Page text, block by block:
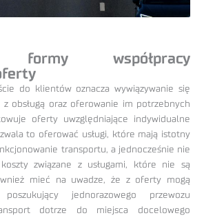
formy współpracy
do klientów oznacza wywiązywanie się
z obsługą oraz oferowanie im potrzebnych
oferty uwzględniające indywidualne
to oferować usługi, które mają istotny
transportu, a jednocześnie nie
związane z usługami, które nie są
mieć na uwadze, że z oferty mogą
jednorazowego przewozu
dotrze do miejsca docelowego